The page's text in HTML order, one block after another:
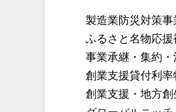
製造業防災対策事
ふるさと名物応援
事業承継・集約
創業支援貸付利率
創業支援・地方創